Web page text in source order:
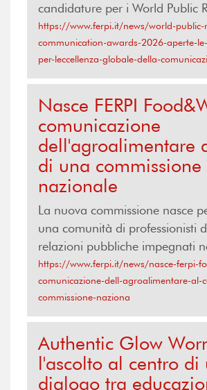
candidature per i World Public
https://www.ferpi.it/news/world-public-
communication-awards-2026-aperte-
per-leccellenza-globale-della-
Nasce FERPI
comunicazione
dell'agroalimentare
di una commissione
nazionale
La nuova commissione nasce
una comunità di professionisti
relazioni pubbliche impegnati
https://www.ferpi.it/news/nasce-ferpi-
comunicazione-dell-agroalimentare-al-
commissione-naziona
Authentic Glow
l'ascolto al centro di
dialogo tra